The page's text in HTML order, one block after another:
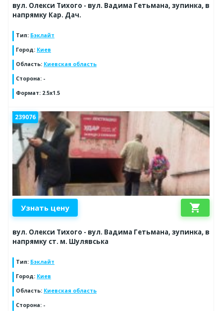
вул. Олекси Тихого - вул. Вадима Гетьмана, зупинка, в
напрямку Кар. Дач.
Тип: Бэклайт
Город: Киев
Область: Киевская область
Сторона: -
Формат: 2.5x1.5
239076
Узнать цену shopping_cart
вул. Олекси Тихого - вул. Вадима Гетьмана, зупинка, в
напрямку ст. м. Шулявська
Тип: Бэклайт
Город: Киев
Область: Киевская область
Сторона: -